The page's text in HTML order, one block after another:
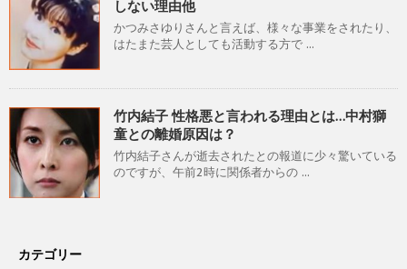
しない理由他
かつみさゆりさんと言えば、様々な事業をされたり、
はたまた芸人としても活動する方で ...
竹内結子 性格悪と言われる理由とは…中村獅
童との離婚原因は？
竹内結子さんが逝去されたとの報道に少々驚いている
のですが、午前2時に関係者からの ...
カテゴリー